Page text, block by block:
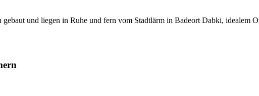
und liegen in Ruhe und fern vom Stadtlärm in Badeort Dabki, idealem